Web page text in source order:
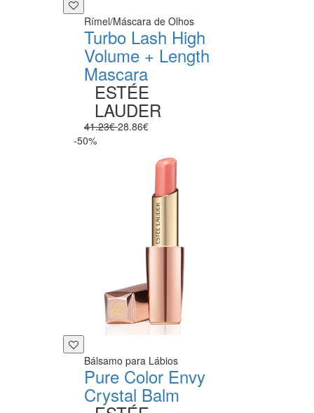
Rímel/Máscara de Olhos
Turbo Lash High
Volume + Length
Mascara
ESTÉE
LAUDER
41.23€28.86€
-50%
Bálsamo para Lábios
Pure Color Envy
Crystal Balm